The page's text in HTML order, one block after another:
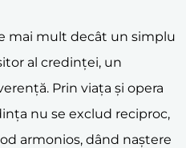
mai mult decât un simplu
al credinței, un
Prin viața și opera
nu se exclud reciproc,
armonios, dând naștere